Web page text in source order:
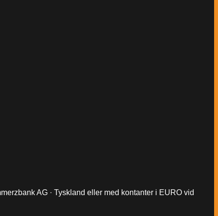
AG · Tyskland eller med kontanter i EURO vid